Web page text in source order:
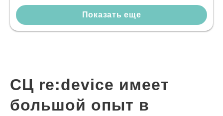
Показать еще
СЦ re:device имеет
большой опыт в